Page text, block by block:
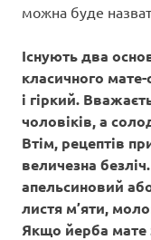
можна буде
Існують два
класичного
і гіркий.
чоловіків, а
Втім, рецептів
величезна
апельсиновий
листя м’яти,
Якщо йерба